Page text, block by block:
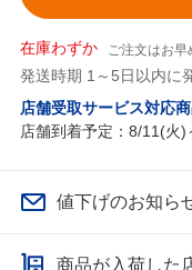
在庫わずか ご注文はお早
発送時期 1～5日以内に
店舗受取サービス対応
店舗到着予定：8/11(火)
値下げのお知ら
商品が入荷した